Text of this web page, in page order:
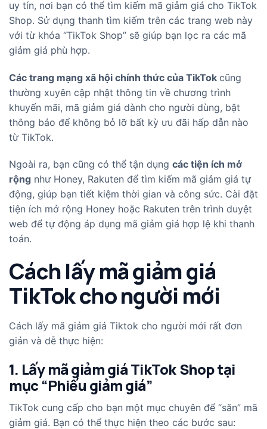
uy tín, nơi bạn có thể tìm kiếm mã giảm giá cho TikTok
Shop. Sử dụng thanh tìm kiếm trên các trang web này
với từ khóa “TikTok Shop” sẽ giúp bạn lọc ra các mã
giảm giá phù hợp.
Các trang mạng xã hội chính thức của TikTok cũng
thường xuyên cập nhật thông tin về chương trình
khuyến mãi, mã giảm giá dành cho người dùng, bật
thông báo để không bỏ lỡ bất kỳ ưu đãi hấp dẫn nào
từ TikTok.
Ngoài ra, bạn cũng có thể tận dụng các tiện ích mở
rộng như Honey, Rakuten để tìm kiếm mã giảm giá tự
động, giúp bạn tiết kiệm thời gian và công sức. Cài đặt
tiện ích mở rộng Honey hoặc Rakuten trên trình duyệt
web để tự động áp dụng mã giảm giá hợp lệ khi thanh
toán.
Cách lấy mã giảm giá
TikTok cho người mới
Cách lấy mã giảm giá Tiktok cho người mới rất đơn
giản và dễ thực hiện:
1. Lấy mã giảm giá TikTok Shop tại
mục “Phiếu giảm giá”
TikTok cung cấp cho bạn một mục chuyên để “săn” mã
giảm giá. Bạn có thể thực hiện theo các bước sau: